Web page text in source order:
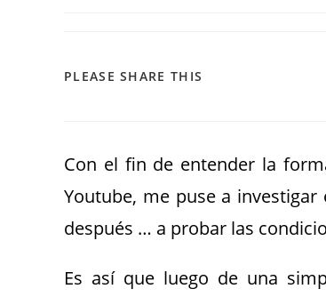
PLEASE SHARE THIS
Con el fin de entender la
Youtube, me puse a
después … a probar las
Es así que luego de una